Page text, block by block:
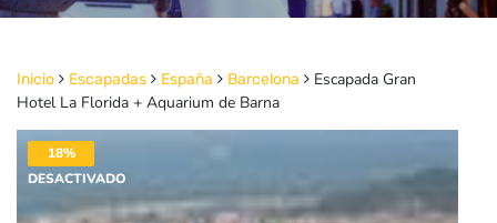
Inicio Escapadas España Barcelona
Escapada Gran
Hotel La Florida + Aquarium de Barna
18%
DESACTIVADO